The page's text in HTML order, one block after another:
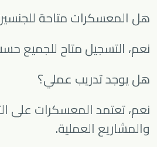
هل المعسكرات متاحة
نعم، التسجيل متاح للجميع
هل يوجد تدريب عملي؟
نعم، تعتمد المعسكرات على
والمشاريع العملية.